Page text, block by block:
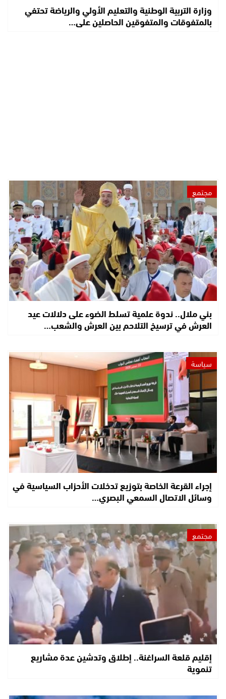
وزارة التربية الوطنية والتعليم الأولي والرياضة تحتفي
بالمتفوقات والمتفوقين الحاصلين على…
مجتمع
بني ملال.. ندوة علمية تسلط الضوء على دلالات عيد
العرش في ترسيخ التلاحم بين العرش والشعب…
سياسة
إجراء القرعة الخاصة بتوزيع تدخلات الأحزاب السياسية في
وسائل الاتصال السمعي البصري…
مجتمع
إقليم قلعة السراغنة.. إطلاق وتدشين عدة مشاريع
تنموية